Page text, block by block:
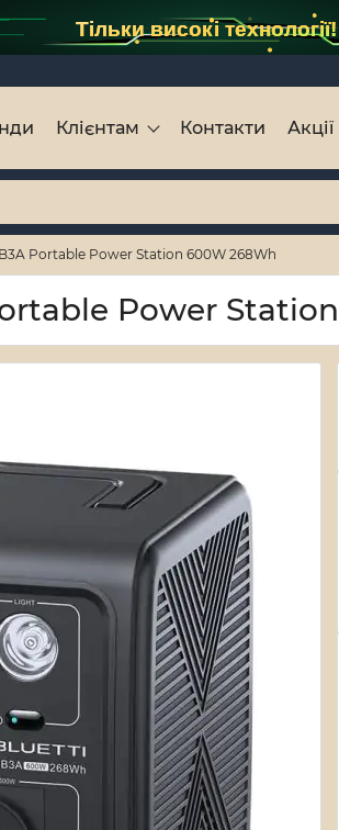
Тільки високі технології!
Клієнтам Контакти Акції
Portable Power Station 600W 268Wh
Power